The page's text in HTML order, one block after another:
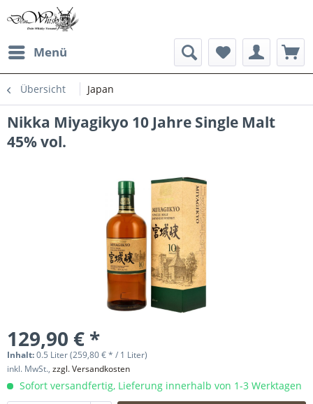
Menü
Übersicht Japan
Nikka Miyagikyo 10 Jahre Single Malt
45% vol.
129,90 € *
Inhalt:0.5 Liter (259,80 € * / 1 Liter)
inkl. MwSt., zzgl. Versandkosten
Sofort versandfertig, Lieferung innerhalb von 1-3 Werktagen